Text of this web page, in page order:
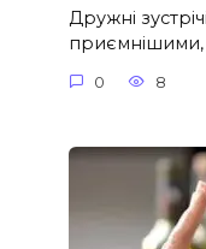
Дружні
приємнішими,
0 8